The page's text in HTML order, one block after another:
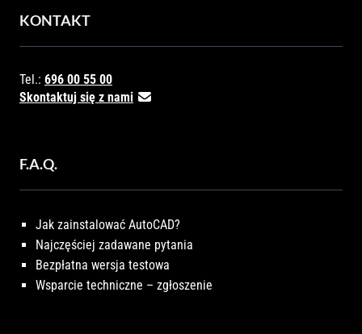
KONTAKT
Tel.: 696 00 55 00
Skontaktuj się z nami
F.A.Q.
Jak zainstalować AutoCAD?
Najczęściej zadawane pytania
Bezpłatna wersja testowa
Wsparcie techniczne – zgłoszenie